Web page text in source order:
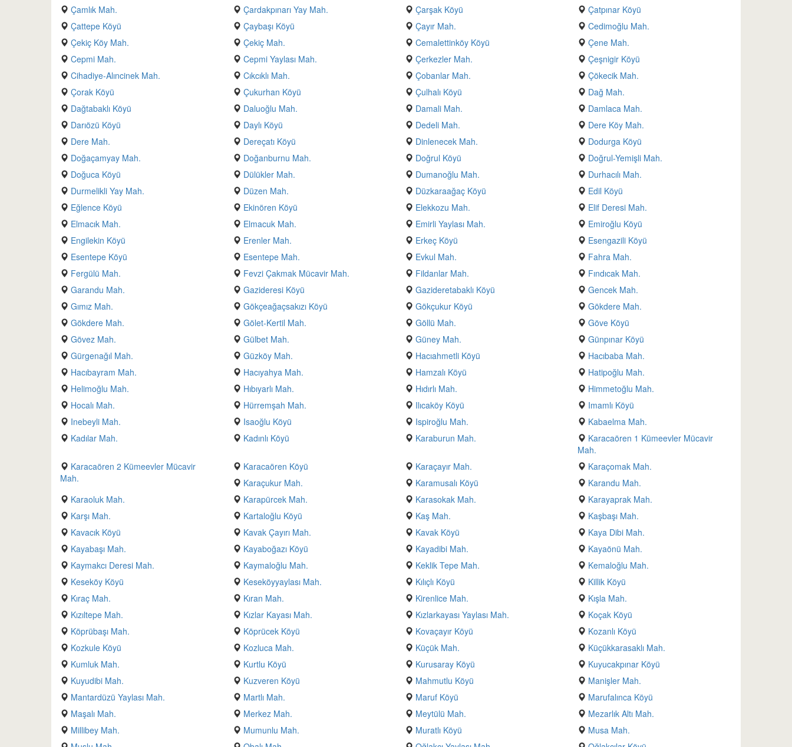
Çamlık Mah.
Çardakpınarı Yay Mah. Çarşak Köyü
Çatpınar Köyü
Çattepe Köyü
Çaybaşı Köyü Çayır Mah.
Cedimoğlu Mah.
Çekiç Köy Mah.
Çekiç Mah. Cemalettinköy Köyü
Çene Mah.
Cepmi Mah.
Cepmi Yaylası Mah. Çerkezler Mah.
Çeşnigir Köyü
Cihadiye-Alıncinek Mah.
Cıkcıklı Mah. Çobanlar Mah.
Çökecik Mah.
Çorak Köyü
Çukurhan Köyü Çulhalı Köyü
Dağ Mah.
Dağtabaklı Köyü
Daluoğlu Mah. Damali Mah.
Damlaca Mah.
Darıözü Köyü
Daylı Köyü Dedeli Mah.
Dere Köy Mah.
Dere Mah.
Dereçatı Köyü Dinlenecek Mah.
Dodurga Köyü
Doğaçamyay Mah.
Doğanburnu Mah. Doğrul Köyü
Doğrul-Yemişli Mah.
Doğuca Köyü
Dülükler Mah. Dumanoğlu Mah.
Durhacılı Mah.
Durmelikli Yay Mah.
Düzen Mah. Düzkaraağaç Köyü
Edil Köyü
Eğlence Köyü
Ekinören Köyü Elekkozu Mah.
Elif Deresi Mah.
Elmacık Mah.
Elmacuk Mah. Emirli Yaylası Mah.
Emiroğlu Köyü
Engilekin Köyü
Erenler Mah. Erkeç Köyü
Esengazili Köyü
Esentepe Köyü
Esentepe Mah. Evkul Mah.
Fahra Mah.
Fergülü Mah.
Fevzi Çakmak Mücavir Mah. Fildanlar Mah.
Fındıcak Mah.
Garandu Mah.
Gazideresi Köyü Gazideretabaklı Köyü
Gencek Mah.
Gımız Mah.
Gökçeağaçsakızı Köyü Gökçukur Köyü
Gökdere Mah.
Gökdere Mah.
Gölet-Kertil Mah. Göllü Mah.
Göve Köyü
Gövez Mah.
Gülbet Mah. Güney Mah.
Günpınar Köyü
Gürgenağıl Mah.
Güzköy Mah. Hacıahmetli Köyü
Hacıbaba Mah.
Hacıbayram Mah.
Hacıyahya Mah. Hamzalı Köyü
Hatipoğlu Mah.
Helimoğlu Mah.
Hıbıyarlı Mah. Hıdırlı Mah.
Himmetoğlu Mah.
Hocalı Mah.
Hürremşah Mah. Ilıcaköy Köyü
Imamlı Köyü
Inebeyli Mah.
Isaoğlu Köyü Ispiroğlu Mah.
Kabaelma Mah.
Kadılar Mah.
Kadınlı Köyü Karaburun Mah.
Karacaören 1 Kümeevler Mücavir
Mah.
Karacaören 2 Kümeevler Mücavir
Mah.
Karacaören Köyü Karaçayır Mah.
Karaçomak Mah.
Karaçukur Mah.
Karamusalı Köyü
Karandu Mah.
Karaoluk Mah.
Karapürcek Mah. Karasokak Mah.
Karayaprak Mah.
Karşı Mah.
Kartaloğlu Köyü Kaş Mah.
Kaşbaşı Mah.
Kavacık Köyü
Kavak Çayırı Mah. Kavak Köyü
Kaya Dibi Mah.
Kayabaşı Mah.
Kayaboğazı Köyü Kayadibi Mah.
Kayaönü Mah.
Kaymakcı Deresi Mah.
Kaymaloğlu Mah. Keklik Tepe Mah.
Kemaloğlu Mah.
Keseköy Köyü
Keseköyyaylası Mah. Kılıçlı Köyü
Killik Köyü
Kıraç Mah.
Kıran Mah. Kirenlice Mah.
Kışla Mah.
Kızıltepe Mah.
Kızlar Kayası Mah. Kızlarkayası Yaylası Mah.
Koçak Köyü
Köprübaşı Mah.
Köprücek Köyü Kovaçayır Köyü
Kozanlı Köyü
Kozkule Köyü
Kozluca Mah. Küçük Mah.
Küçükkarasaklı Mah.
Kumluk Mah.
Kurtlu Köyü Kurusaray Köyü
Kuyucakpınar Köyü
Kuyudibi Mah.
Kuzveren Köyü Mahmutlu Köyü
Manişler Mah.
Mantardüzü Yaylası Mah.
Martlı Mah. Maruf Köyü
Marufalınca Köyü
Maşalı Mah.
Merkez Mah. Meytülü Mah.
Mezarlık Altı Mah.
Millibey Mah.
Mumunlu Mah. Muratlı Köyü
Musa Mah.